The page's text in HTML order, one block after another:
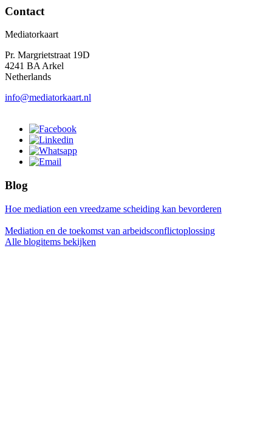
Contact
Mediatorkaart
Pr. Margrietstraat 19D
4241 BA Arkel
Netherlands
info@mediatorkaart.nl
Blog
Hoe mediation een vreedzame scheiding kan bevorderen
Mediation en de toekomst van arbeidsconflictoplossing
Alle blogitems bekijken